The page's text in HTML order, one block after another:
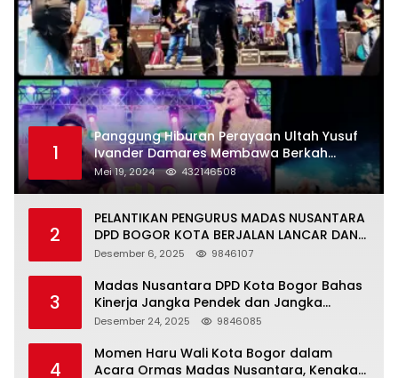
1
Panggung Hiburan Perayaan Ultah Yusuf
Ivander Damares Membawa Berkah
Warga Kejapanan
Mei 19, 2024 432146508
2
PELANTIKAN PENGURUS MADAS NUSANTARA
DPD BOGOR KOTA BERJALAN LANCAR DAN
KHIDMAT
Desember 6, 2025 9846107
3
Madas Nusantara DPD Kota Bogor Bahas
Kinerja Jangka Pendek dan Jangka
Panjang
Desember 24, 2025 9846085
4
Momen Haru Wali Kota Bogor dalam
Acara Ormas Madas Nusantara, Kenakan